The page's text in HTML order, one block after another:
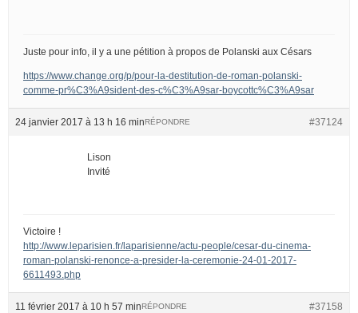
Juste pour info, il y a une pétition à propos de Polanski aux Césars
https://www.change.org/p/pour-la-destitution-de-roman-polanski-
comme-pr%C3%A9sident-des-c%C3%A9sar-boycottc%C3%A9sar
24 janvier 2017 à 13 h 16 min #37124
RÉPONDRE
Lison
Invité
Victoire !
http://www.leparisien.fr/laparisienne/actu-people/cesar-du-cinema-
roman-polanski-renonce-a-presider-la-ceremonie-24-01-2017-
6611493.php
11 février 2017 à 10 h 57 min #37158
RÉPONDRE